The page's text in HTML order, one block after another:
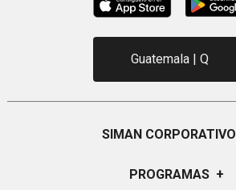
Guatemala | Q
SIMAN CORPORATIVO
Quiénes Somos
PROGRAMAS +